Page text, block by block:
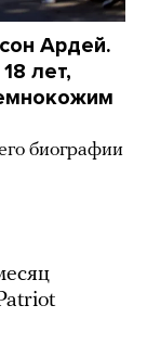
Ардей.
лет,
биографии